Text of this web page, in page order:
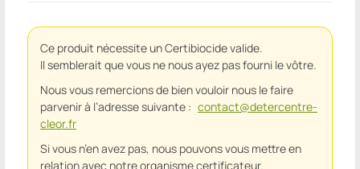
Ce produit nécessite un Certibiocide valide.
Il semblerait que vous ne nous ayez pas fourni le vôtre.
Nous vous remercions de bien vouloir nous le faire
parvenir à l’adresse suivante : contact@detercentre-
cleor.fr
Si vous n’en avez pas, nous pouvons vous mettre en
relation avec notre organisme certificateur.